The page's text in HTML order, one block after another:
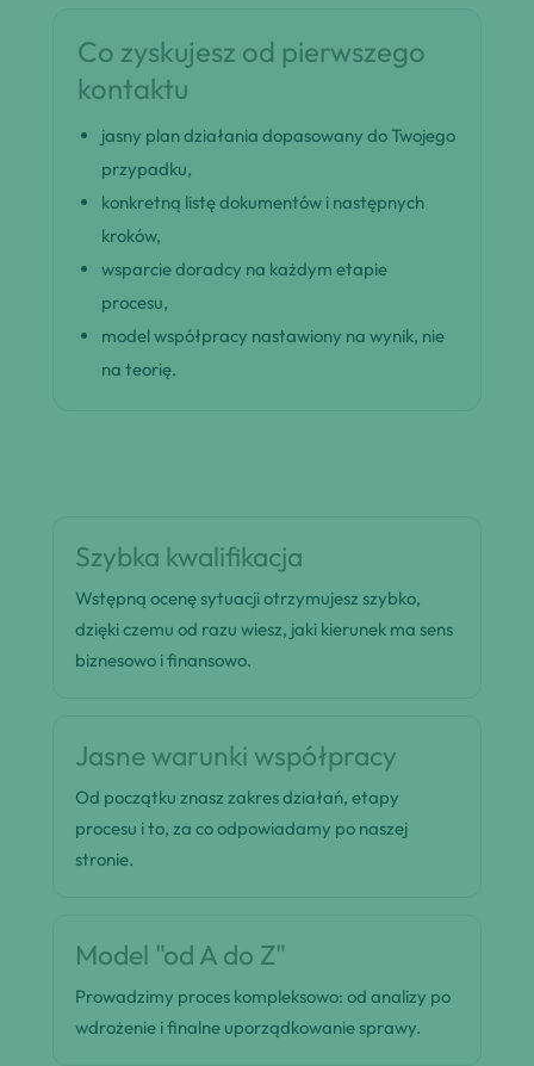
Co zyskujesz od pierwszego
kontaktu
jasny plan działania dopasowany do Twojego
przypadku,
konkretną listę dokumentów i następnych
kroków,
wsparcie doradcy na każdym etapie
procesu,
model współpracy nastawiony na wynik, nie
na teorię.
Szybka kwalifikacja
Wstępną ocenę sytuacji otrzymujesz szybko,
dzięki czemu od razu wiesz, jaki kierunek ma sens
biznesowo i finansowo.
Jasne warunki współpracy
Od początku znasz zakres działań, etapy
procesu i to, za co odpowiadamy po naszej
stronie.
Model "od A do Z"
Prowadzimy proces kompleksowo: od analizy po
wdrożenie i finalne uporządkowanie sprawy.